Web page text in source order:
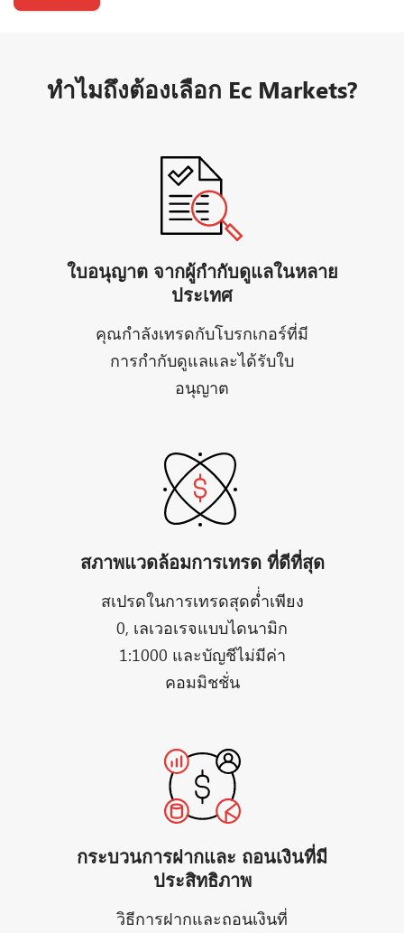
ทำไมถึงต้องเลือก Ec Markets?
ใบอนุญาต จากผู้กำกับดูแลในหลาย
ประเทศ
คุณกำลังเทรดกับโบรกเกอร์ที่มี
การกำกับดูแลและได้รับใบ
อนุญาต
สภาพแวดล้อมการเทรด ที่ดีที่สุด
สเปรดในการเทรดสุดต่่ำเพียง
0, เลเวอเรจแบบไดนามิก
1:1000 และบัญชีไม่มีค่า
คอมมิชชั่น
กระบวนการฝากและ ถอนเงินที่มี
ประสิทธิภาพ
วิธีการฝากและถอนเงินที่